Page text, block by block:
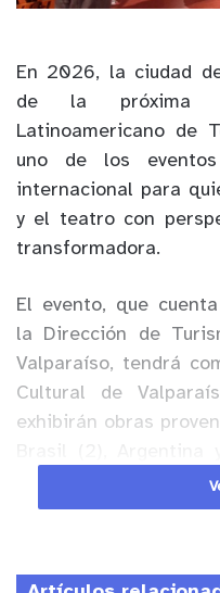
En 2026, la ciudad
de la próxima
Latinoamericano de
uno de los
internacional para
y el teatro con
transformadora.
El evento, que
la Dirección de
Valparaíso, tendrá
Cultural de
exhibirán obras
liberada y para todas
Desde su 1º edición